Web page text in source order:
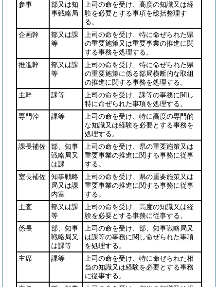
参事
部又は知
事戦略局
上司の命を受け、高度の知識又は経
験を必要とする事項を総括整理す
る。
企画幹
部又は課
等
上司の命を受け、特に命ぜられた県
の重要施策又は重要事業の推進に関
する事務を処理する。
推進幹
部又は課
等
上司の命を受け、特に命ぜられた県
の重要施策に係る部局横断的な取組
の推進に関する事務を処理する。
主幹
課等
上司の命を受け、課等の事務に関し
特に命ぜられた事項を処理する。
専門幹
課等
上司の命を受け、特に高度の専門的
な知識又は経験を必要とする事務を
処理する。
課長補佐
部、知事
戦略局又
は課
上司の命を受け、県の重要施策又は
重要事業の推進に関する事務に従事
する。
室長補佐
知事戦略
局又は課
内室
上司の命を受け、県の重要施策又は
重要事業の推進に関する事務に従事
する。
主査
部又は課
等
上司の命を受け、高度の知識又は経
験を必要とする事務に従事する。
係長
部、知事
戦略局又
は課等
上司の命を受け、部、知事戦略局又
は課等の事務に関し命ぜられた事項
を処理する。
主席
課等
上司の命を受け、特に命ぜられた相
当の知識又は経験を必要とする事務
に従事する。